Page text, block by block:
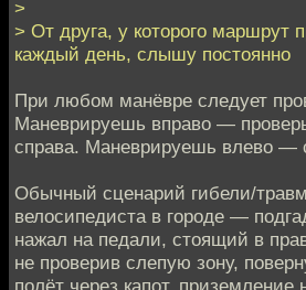
>
> От друга, у которого маршрут
каждый день, слышу постоянно
При любом манёвре следует
Маневрируешь вправо —
справа. Маневрируешь влево —
Обычный сценарий гибели/
велосипедиста в городе —
нажал на педали, стоящий в
не проверив слепую зону,
полёт через капот, приземление